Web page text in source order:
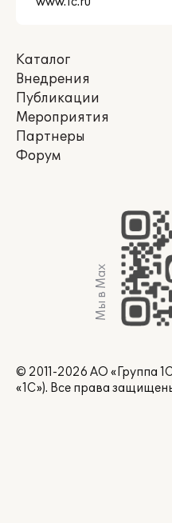
Каталог
Внедрения
Публикации
Мероприятия
Партнеры
Форум
Мы в Max
© 2011-2026 АО «Группа
«1С»). Все права